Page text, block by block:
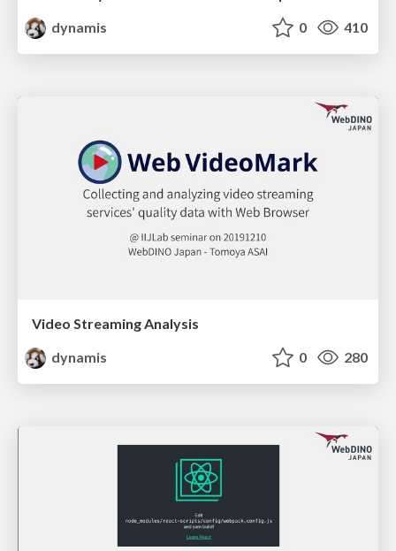
dynamis
0 410
Video Streaming Analysis
dynamis
0 280